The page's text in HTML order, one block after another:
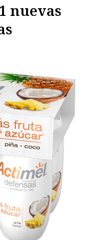
nuevas